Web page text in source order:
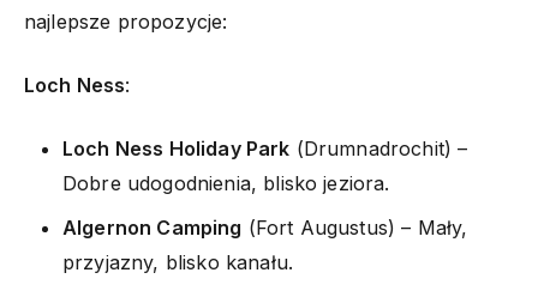
najlepsze propozycje:
Loch Ness:
Loch Ness Holiday Park (Drumnadrochit) –
Dobre udogodnienia, blisko jeziora.
Algernon Camping (Fort Augustus) – Mały,
przyjazny, blisko kanału.